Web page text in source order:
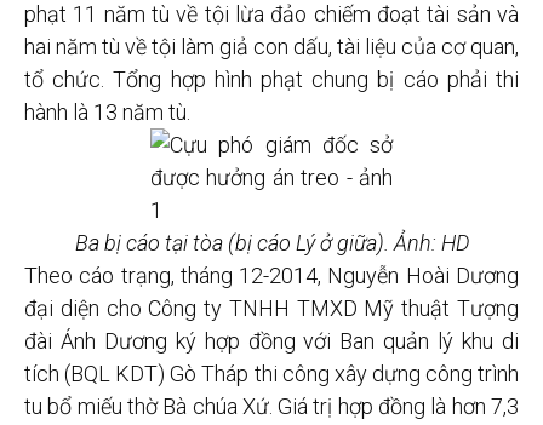
phạt 11 năm tù về tội lừa đảo chiếm đoạt tài sản và
hai năm tù về tội làm giả con dấu, tài liệu của cơ quan,
tổ chức. Tổng hợp hình phạt chung bị cáo phải thi
hành là 13 năm tù.
Ba bị cáo tại tòa (bị cáo Lý ở giữa). Ảnh: HD
Theo cáo trạng, tháng 12-2014, Nguyễn Hoài Dương
đại diện cho Công ty TNHH TMXD Mỹ thuật Tượng
đài Ánh Dương ký hợp đồng với Ban quản lý khu di
tích (BQL KDT) Gò Tháp thi công xây dựng công trình
tu bổ miếu thờ Bà chúa Xứ. Giá trị hợp đồng là hơn 7,3